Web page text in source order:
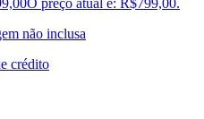
não inclusa
crédito